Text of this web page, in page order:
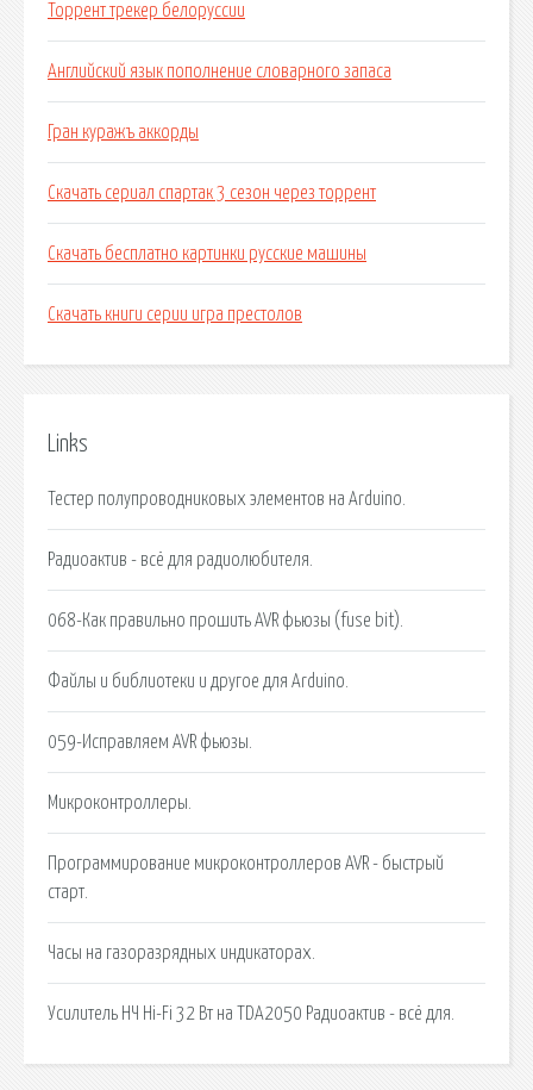
Торрент трекер белоруссии
Английский язык пополнение словарного запаса
Гран куражъ аккорды
Скачать сериал спартак 3 сезон через торрент
Скачать бесплатно картинки русские машины
Скачать книги серии игра престолов
Links
Тестер полупроводниковых элементов на Arduino.
Радиоактив - всё для радиолюбителя.
068-Как правильно прошить AVR фьюзы (fuse bit).
Файлы и библиотеки и другое для Arduino.
059-Исправляем AVR фьюзы.
Микроконтроллеры.
Программирование микроконтроллеров AVR - быстрый
старт.
Часы на газоразрядных индикаторах.
Усилитель НЧ Hi-Fi 32 Вт на TDA2050 Радиоактив - всё для.